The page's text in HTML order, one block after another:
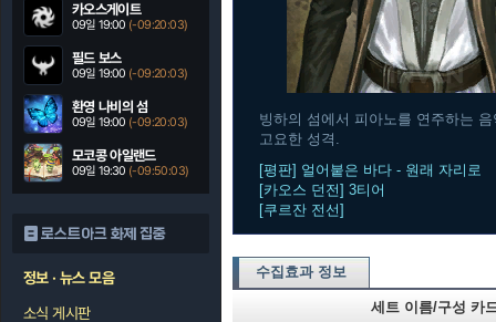
카오스게이트
09일 19:00 (-09:20:03)
필드 보스
09일 19:00 (-09:20:03)
환영 나비의 섬
09일 19:00 (-09:20:03)
모코콩 아일랜드
09일 19:30 (-09:50:03)
로스트아크 화제 집중
정보 · 뉴스 모음
소식 게시판
빙하의 섬에서 피아노를 연주하는
고요한 성격.
[평판] 얼어붙은 바다 - 원래 자리로
[카오스 던전] 3티어
[쿠르잔 전선]
수집효과 정보
세트 이름/구성 카